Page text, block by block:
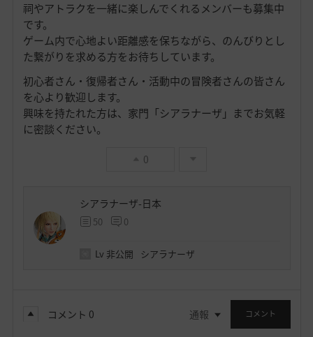
祠やアトラクを一緒に楽しんでくれるメンバーも募集中
です。
ゲーム内で心地よい距離感を保ちながら、のんびりとし
た繋がりを求める方をお待ちしています。
初心者さん・復帰者さん・活動中の冒険者さんの皆さん
を心より歓迎します。
興味を持たれた方は、家門「シアラナーザ」までお気軽
に密談ください。
0
シアラナーザ-日本
50 0
Lv 非公開 シアラナーザ
コメント 0 通報 コメント